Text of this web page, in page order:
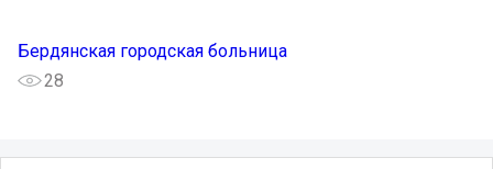
Бердянская городская больница
28